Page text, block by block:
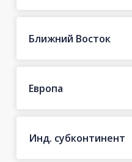
Ближний Восток
Европа
Инд. субконтинент